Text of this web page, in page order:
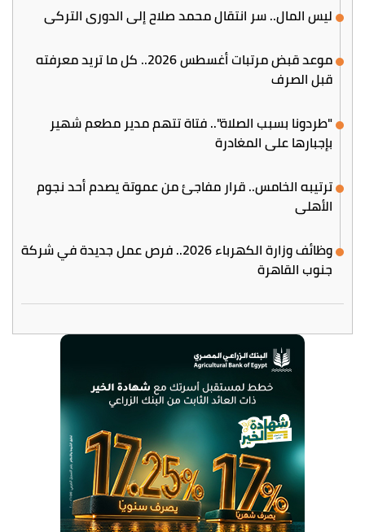
ليس المال.. سر انتقال محمد صلاح إلى الدوري التركي
موعد قبض مرتبات أغسطس 2026.. كل ما تريد معرفته
قبل الصرف
"طردونا بسبب الصلاة".. فتاة تتهم مدير مطعم شهير
بإجبارها على المغادرة
ترتيبه الخامس.. قرار مفاجئ من عموتة يصدم أحد نجوم
الأهلي
وظائف وزارة الكهرباء 2026.. فرص عمل جديدة في شركة
جنوب القاهرة